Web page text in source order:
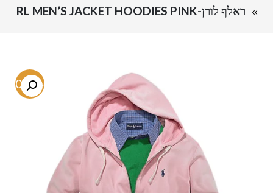
ראלף לורן-RL MEN’S JACKET HOODIES PINK
-60.1%